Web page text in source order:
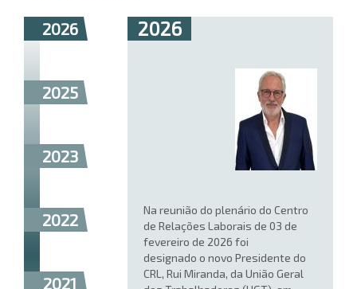
2026
2025
2023
2022
2021
2026
Na reunião do plenário do Centro
de Relações Laborais de 03 de
fevereiro de 2026 foi
designado o novo Presidente do
CRL, Rui Miranda, da União Geral